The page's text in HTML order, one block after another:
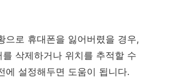
으로 휴대폰을 잃어버렸을 경우,
삭제하거나 위치를 추적할 수
에 설정해두면 도움이 됩니다.